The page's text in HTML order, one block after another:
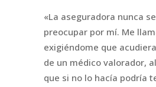
«La aseguradora nunca
preocupar por mí. Me
exigiéndome que
de un médico valorador,
que si no lo hacía podría